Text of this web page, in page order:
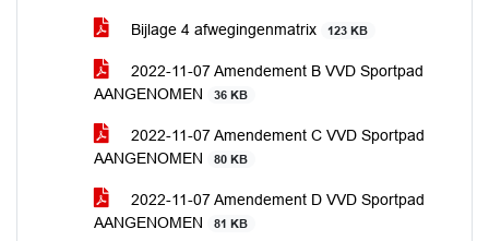
Bijlage 4 afwegingenmatrix 123 KB
2022-11-07 Amendement B VVD Sportpad
AANGENOMEN
36 KB
2022-11-07 Amendement C VVD Sportpad
AANGENOMEN
80 KB
2022-11-07 Amendement D VVD Sportpad
AANGENOMEN
81 KB